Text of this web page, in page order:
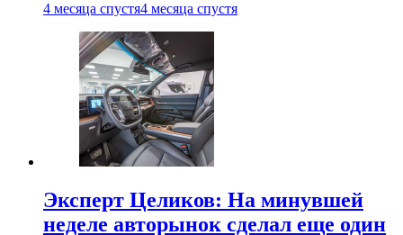
4 месяца спустя4 месяца спустя
Эксперт Целиков: На минувшей
неделе авторынок сделал еще один